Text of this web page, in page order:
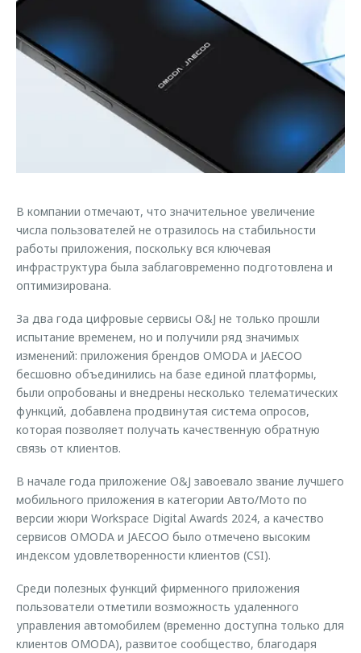
Страхование
Кредитный калькулятор
Аксессуары
Одежда и сувениры
Оригинальные аксессуары
Калькулятор трейд-ин
Руководства по эксплуатации
Клиентская поддержка
O&J Автоклуб
Клуб владельцев OMODA
Оригинальные аксессуары
Запчасти
Обратная связь
В компании отмечают, что значительное увеличение
числа пользователей не отразилось на стабильности
работы приложения, поскольку вся ключевая
инфраструктура была заблаговременно подготовлена и
оптимизирована.
За два года цифровые сервисы O&J не только прошли
испытание временем, но и получили ряд значимых
изменений: приложения брендов OMODA и JAECOO
бесшовно объединились на базе единой платформы,
были опробованы и внедрены несколько телематических
функций, добавлена продвинутая система опросов,
которая позволяет получать качественную обратную
связь от клиентов.
В начале года приложение O&J завоевало звание лучшего
мобильного приложения в категории Авто/Мото по
версии жюри Workspace Digital Awards 2024, а качество
сервисов OMODA и JAECOO было отмечено высоким
индексом удовлетворенности клиентов (CSI).
Среди полезных функций фирменного приложения
пользователи отметили возможность удаленного
управления автомобилем (временно доступна только для
клиентов OMODA), развитое сообщество, благодаря